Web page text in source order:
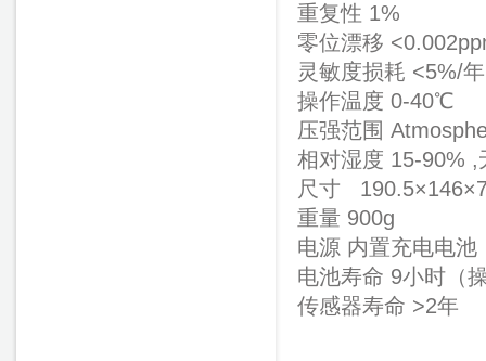
重复性 1%
零位漂移
灵敏度损耗 <5%/年
操作温度 0-40℃
压强范围
相对湿度 15-90% ,
尺寸
重量 900g
电源 内置充电电池
电池寿命 9小时（
传感器寿命 >2年